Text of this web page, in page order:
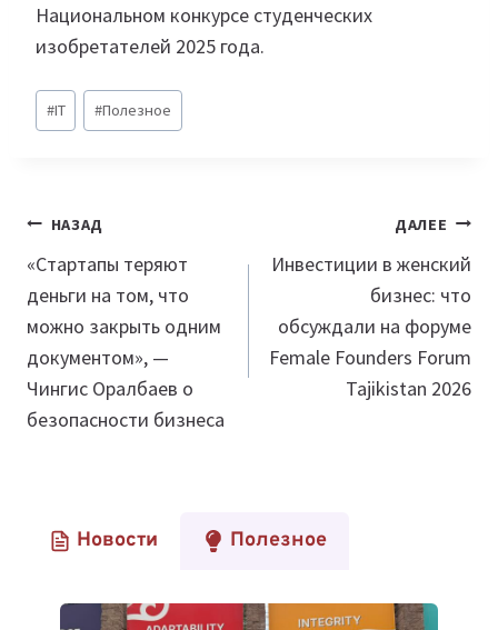
Национальном конкурсе студенческих
изобретателей 2025 года.
Метки
записи:
#IT #Полезное
Навигация
по
записям
НАЗАД
«Стартапы теряют
деньги на том, что
можно закрыть одним
документом», —
Чингис Оралбаев о
безопасности бизнеса
ДАЛЕЕ
Инвестиции в женский
бизнес: что
обсуждали на форуме
Female Founders Forum
Tajikistan 2026
Новости Полезное